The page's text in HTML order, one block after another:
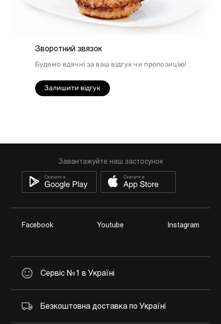
Зворотний звязок
Будемо вдячні за ваш відгук чи пропозицію!
Залишити відгук
Завантажуйте наш застосунок
Facebook Youtube Instagram
Сервіс №1 в Україні
Безкоштовна доставка по Україні